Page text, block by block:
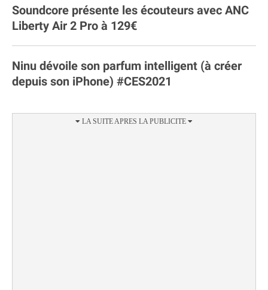
Soundcore présente les écouteurs avec ANC
Liberty Air 2 Pro à 129€
Ninu dévoile son parfum intelligent (à créer
depuis son iPhone) #CES2021